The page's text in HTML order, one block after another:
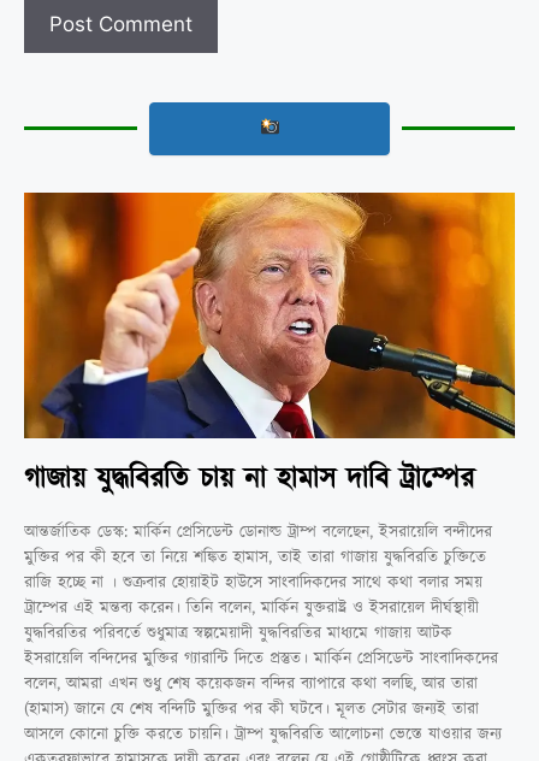
গাজায় যুদ্ধবিরতি চায় না হামাস দাবি ট্রাম্পের
আন্তর্জাতিক ডেস্ক: মার্কিন প্রেসিডেন্ট ডোনাল্ড ট্রাম্প বলেছেন, ইসরায়েলি বন্দীদের
মুক্তির পর কী হবে তা নিয়ে শঙ্কিত হামাস, তাই তারা গাজায় যুদ্ধবিরতি চুক্তিতে
রাজি হচ্ছে না । শুক্রবার হোয়াইট হাউসে সাংবাদিকদের সাথে কথা বলার সময়
ট্রাম্পের এই মন্তব্য করেন। তিনি বলেন, মার্কিন যুক্তরাষ্ট্র ও ইসরায়েল দীর্ঘস্থায়ী
যুদ্ধবিরতির পরিবর্তে শুধুমাত্র স্বল্পমেয়াদী যুদ্ধবিরতির মাধ্যমে গাজায় আটক
ইসরায়েলি বন্দিদের মুক্তির গ্যারান্টি দিতে প্রস্তুত। মার্কিন প্রেসিডেন্ট সাংবাদিকদের
বলেন, আমরা এখন শুধু শেষ কয়েকজন বন্দির ব্যাপারে কথা বলছি, আর তারা
(হামাস) জানে যে শেষ বন্দিটি মুক্তির পর কী ঘটবে। মূলত সেটার জন্যই তারা
আসলে কোনো চুক্তি করতে চায়নি। ট্রাম্প যুদ্ধবিরতি আলোচনা ভেস্তে যাওয়ার জন্য